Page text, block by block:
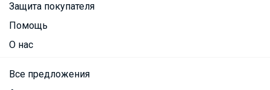
Защита покупателя
Помощь
О нас
Все предложения